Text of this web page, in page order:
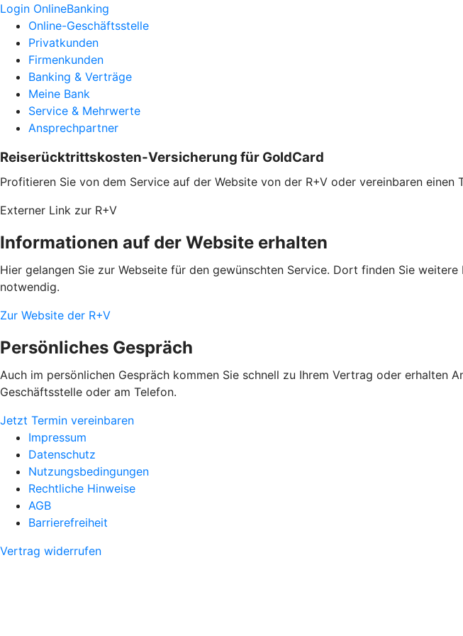
Login OnlineBanking
Online-Geschäftsstelle
Privatkunden
Firmenkunden
Banking & Verträge
Meine Bank
Service & Mehrwerte
Ansprechpartner
Reiserücktrittskosten-Versicherung für GoldCard
Profitieren Sie von dem Service auf der Website von der R+V oder vereinbaren einen
Externer Link zur R+V
Informationen auf der Website erhalten
Hier gelangen Sie zur Webseite für den gewünschten Service. Dort finden Sie
notwendig.
Zur Website der R+V
Persönliches Gespräch
Auch im persönlichen Gespräch kommen Sie schnell zu Ihrem Vertrag oder erhalten
Geschäftsstelle oder am Telefon.
Jetzt Termin vereinbaren
Impressum
Datenschutz
Nutzungsbedingungen
Rechtliche Hinweise
AGB
Barrierefreiheit
Vertrag widerrufen